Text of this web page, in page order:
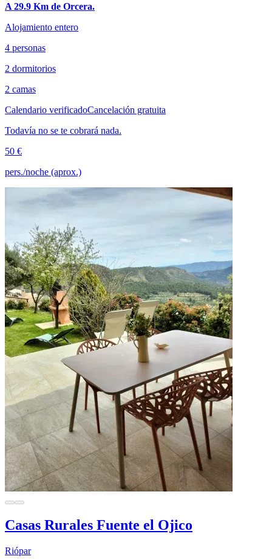
A 29.9 Km de Orcera.
Alojamiento entero
4 personas
2 dormitorios
2 camas
Calendario verificadoCancelación gratuita
Todavía no se te cobrará nada.
50 €
pers./noche (aprox.)
Casas Rurales Fuente el Ojico
Riópar